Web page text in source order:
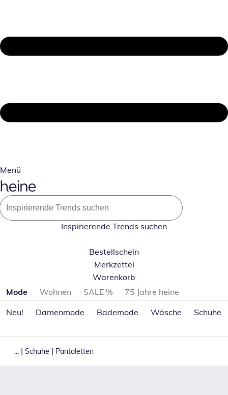
Menü
Inspirierende Trends suchen
Bestellschein
Merkzettel
Warenkorb
Produktkategorien überspringen
Mode Wohnen SALE %
75 Jahre heine
Neu!
Damenmode Bademode Wäsche Schuhe
... | Schuhe | Pantoletten